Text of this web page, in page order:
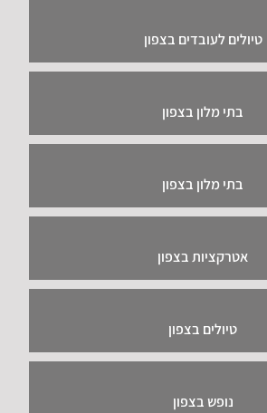
טיולים לעובדים בצפון
בתי מלון בצפון
בתי מלון בצפון
אטרקציות בצפון
טיולים בצפון
נופש בצפון